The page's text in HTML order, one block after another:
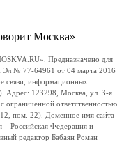
Москва»
Предназначено для
Эл № 77-64961 от 04 марта 2016
связи, информационных
Адрес: 123298, Москва, ул. 3-я
ответственностью
пом. 22). Доменное имя сайта
Российская Федерация и
редактор Бабаян Роман